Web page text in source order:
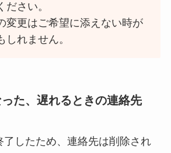
ださい。
変更はご希望に添えない時が
しれません。
た、遅れるときの連絡先
了したため、連絡先は削除され